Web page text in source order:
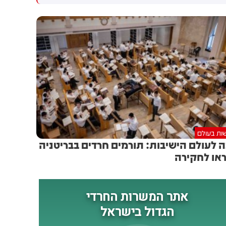
באורח קשה: אתמול (ד')
בסביבות השעה 12:00, כוח
צה"ל מצוות הקרב החטיבתי 55
פעלו במרחב הכפר מג׳דל זון
שבדרום לבנון לטיהור המרחב
והשמדת תשתיות טרור. במהלך
הפעילות, הכוח נכנס למבנה
במרחב. בעת כניסת הכוח למבנה
- התרחש פיצוץ, ככל הנראה של
מטען חבלה שהוטמן במקום.
כתוצאה מהפיצוץ, נפלו רס״ן
(מיל׳) הראל בירנשטוק ז״ל ורס״ם
(מיל׳) תמיר וקנין ז״ל, ונפצעו
ארבעה לוחמי צה"ל במילואים
לקבלת טיפול רפואי
האירוע, חיל האוויר וכוחות
תותחנים תקפו מטרות במרחב.
קשה בתקרית
בעולם
לעולם הישיבות: תורמים חרדים בבריטניה
לחקירה